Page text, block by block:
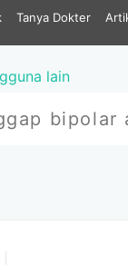
Tanya Dokter
lain